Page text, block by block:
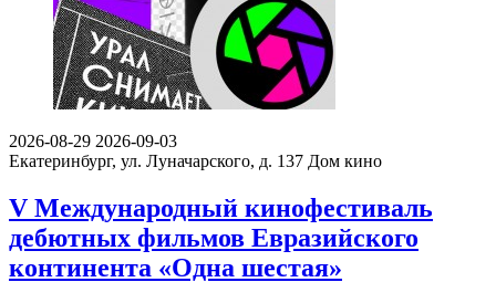
2026-08-29 2026-09-03
Екатеринбург, ул. Луначарского, д. 137 Дом кино
V Международный кинофестиваль
дебютных фильмов Евразийского
континента «Одна шестая»